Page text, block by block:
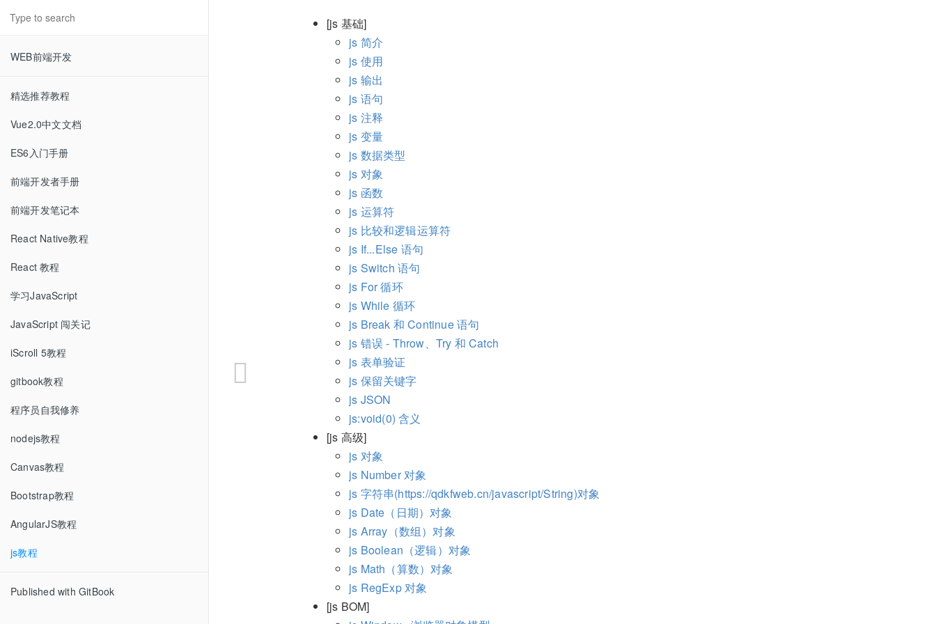
WEB前端开发
精选推荐教程
Vue2.0中文文档
ES6入门手册
前端开发者手册
前端开发笔记本
React Native教程
React 教程
学习JavaScript
JavaScript 闯关记
iScroll 5教程
gitbook教程
程序员自我修养
nodejs教程
Canvas教程
Bootstrap教程
AngularJS教程
js教程
Published with GitBook
[js 基础]
js 简介
js 使用
js 输出
js 语句
js 注释
js 变量
js 数据类型
js 对象
js 函数
js 运算符
js 比较和逻辑运算符
js If...Else 语句
js Switch 语句
js For 循环
js While 循环
js Break 和 Continue 语句
js 错误 - Throw、Try 和 Catch
js 表单验证
js 保留关键字
js JSON
js:void(0) 含义
[js 高级]
js 对象
js Number 对象
js 字符串(https://qdkfweb.cn/javascript/String)对象
js Date（日期）对象
js Array（数组）对象
js Boolean（逻辑）对象
js Math（算数）对象
js RegExp 对象
[js BOM]